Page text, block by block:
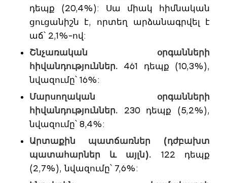
դեպք (20,4%): Սա միակ հիմնական
ցուցանիշն է, որտեղ արձանագրվել է
աճ՝ 2,1%-ով:
Շնչառական օրգանների
հիվանդություններ. 461 դեպք (10,3%),
նվազումը՝ 16%:
Մարսողական օրգանների
հիվանդություններ. 230 դեպք (5,2%),
նվազումը՝ 8,4%:
Արտաքին պատճառներ (դժբախտ
պատահարներ և այլն). 122 դեպք
(2,7%), նվազումը՝ 7,6%: